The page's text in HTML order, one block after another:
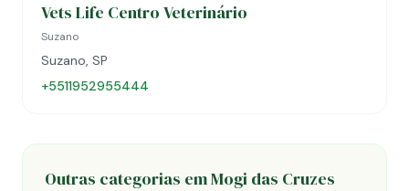
Vets Life Centro Veterinário
Suzano
Suzano, SP
+5511952955444
Outras categorias em Mogi das Cruzes